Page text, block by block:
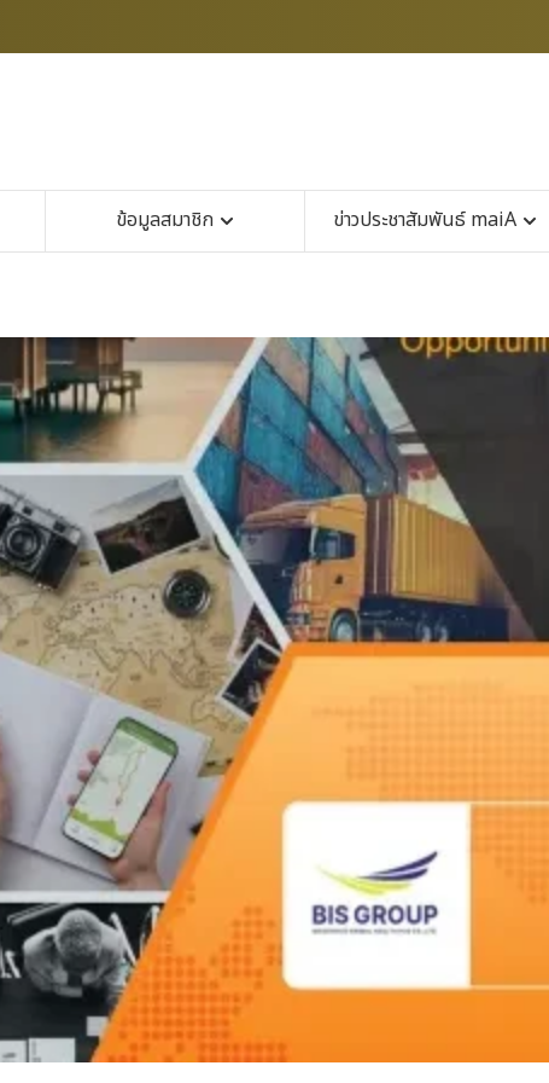
ข้อมูลสมาชิก ข่าวประชาสัมพันธ์ maiA